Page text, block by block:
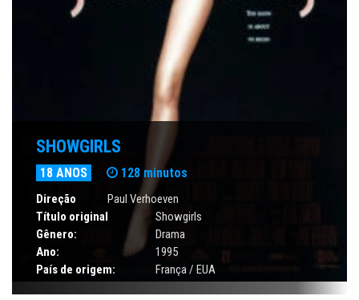
SHOWGIRLS
18 ANOS 128 minutos
Direção
Paul Verhoeven
Título original
Showgirls
Gênero:
Drama
Ano:
1995
País de origem:
França / EUA